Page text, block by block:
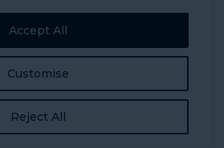
Customise
Reject All
Accept All